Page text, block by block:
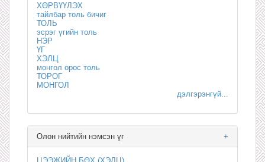
ХӨРВҮҮЛЭХ
тайлбар толь бичиг
ТОЛЬ
эсрэг үгийн толь
НЭР
ҮГ
ХЭЛЦ
монгол орос толь
ТОРОГ
МОНГОЛ
дэлгэрэнгүй...
+
Олон нийтийн нэмсэн үг